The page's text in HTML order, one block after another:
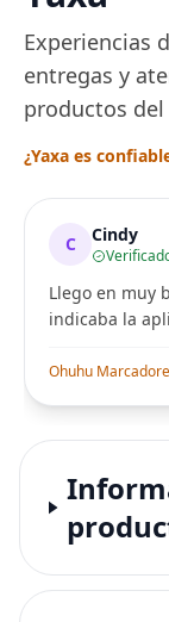
Experiencias
entregas y
productos
¿Yaxa es
C Cindy
Llego en muy
indicaba la